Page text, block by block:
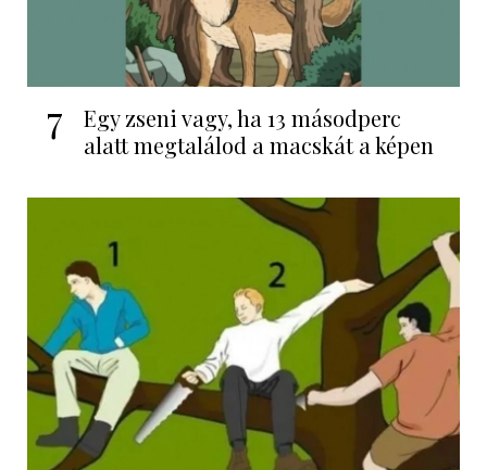
7
Egy zseni vagy, ha 13 másodperc
alatt megtalálod a macskát a képen